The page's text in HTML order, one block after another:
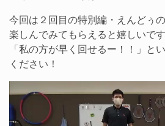
今回は２回目の特別編・えんどぅ
楽しんでみてもらえると嬉しいです
「私の方が早く回せるー！！」と
ください！
画
プ